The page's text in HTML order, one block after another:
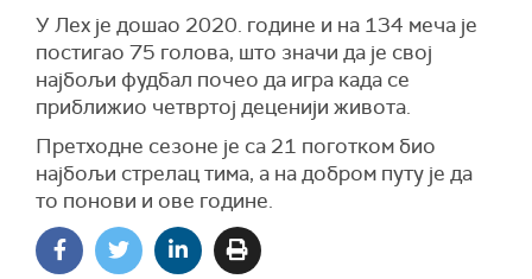
У Лех је дошао 2020. године и на 134 меча је
постигао 75 голова, што значи да је свој
најбољи фудбал почео да игра када се
приближио четвртој деценији живота.
Претходне сезоне је са 21 поготком био
најбољи стрелац тима, а на добром путу је да
то понови и ове године.